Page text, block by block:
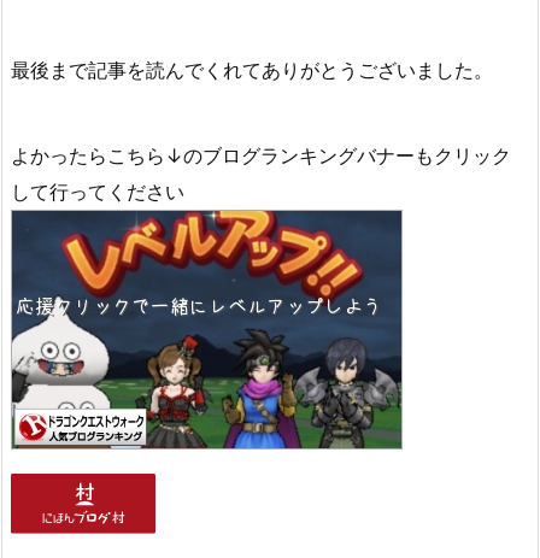
最後まで記事を読んでくれてありがとうございました。
よかったらこちら↓のブログランキングバナーもクリック
して行ってください